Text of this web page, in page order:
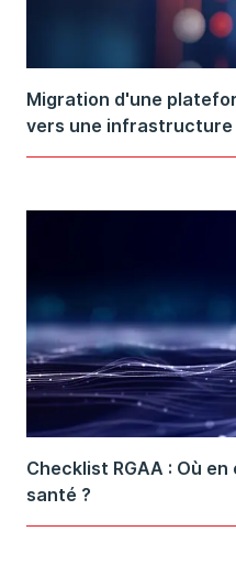
Migration d'une
vers une
Checklist RGAA : Où
santé ?